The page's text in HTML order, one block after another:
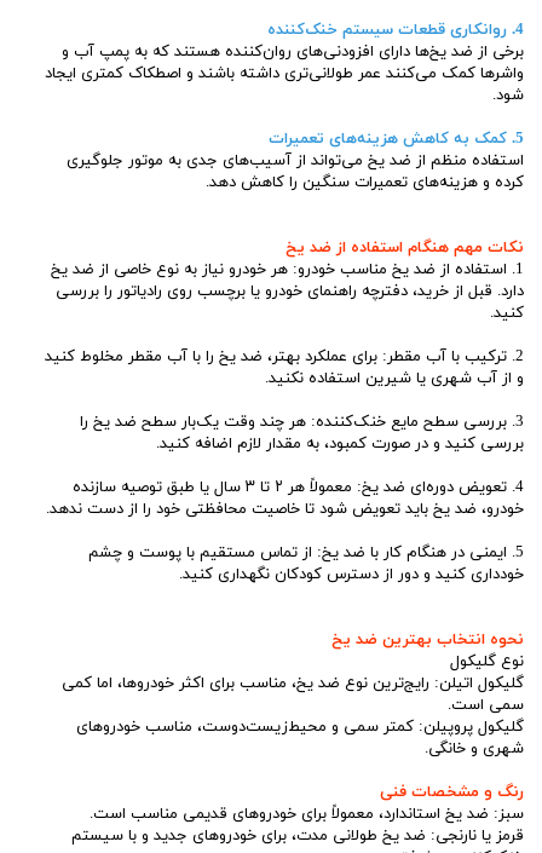
4. روانکاری قطعات سیستم خنک‌کننده
برخی از ضد یخ‌ها دارای افزودنی‌های روان‌کننده هستند که به پمپ آب و
واشرها کمک می‌کنند عمر طولانی‌تری داشته باشند و اصطکاک کمتری ایجاد
شود.
5. کمک به کاهش هزینه‌های تعمیرات
استفاده منظم از ضد یخ می‌تواند از آسیب‌های جدی به موتور جلوگیری
کرده و هزینه‌های تعمیرات سنگین را کاهش دهد.
نکات مهم هنگام استفاده از ضد یخ
1. استفاده از ضد یخ مناسب خودرو: هر خودرو نیاز به نوع خاصی از ضد یخ
دارد. قبل از خرید، دفترچه راهنمای خودرو یا برچسب روی رادیاتور را بررسی
کنید.
2. ترکیب با آب مقطر: برای عملکرد بهتر، ضد یخ را با آب مقطر مخلوط کنید
و از آب شهری یا شیرین استفاده نکنید.
3. بررسی سطح مایع خنک‌کننده: هر چند وقت یک‌بار سطح ضد یخ را
بررسی کنید و در صورت کمبود، به مقدار لازم اضافه کنید.
4. تعویض دوره‌ای ضد یخ: معمولاً هر ۲ تا ۳ سال یا طبق توصیه سازنده
خودرو، ضد یخ باید تعویض شود تا خاصیت محافظتی خود را از دست ندهد.
5. ایمنی در هنگام کار با ضد یخ: از تماس مستقیم با پوست و چشم
خودداری کنید و دور از دسترس کودکان نگهداری کنید.
نحوه انتخاب بهترین ضد یخ
نوع گلیکول
گلیکول اتیلن: رایج‌ترین نوع ضد یخ، مناسب برای اکثر خودروها، اما کمی
سمی است.
گلیکول پروپیلن: کمتر سمی و محیط‌زیست‌دوست، مناسب خودروهای
شهری و خانگی.
رنگ و مشخصات فنی
سبز: ضد یخ استاندارد، معمولاً برای خودروهای قدیمی مناسب است.
قرمز یا نارنجی: ضد یخ طولانی مدت، برای خودروهای جدید و با سیستم